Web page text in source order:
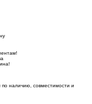
наличию, совместимости и